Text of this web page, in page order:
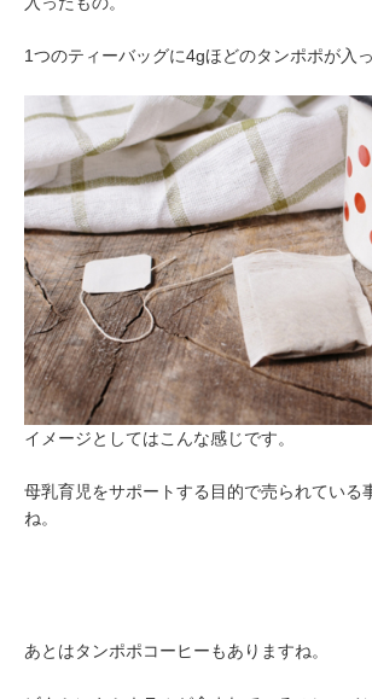
1つのティーバッグに4gほどのタンポポが入
イメージとしてはこんな感じです。
母乳育児をサポートする目的で売られている
ね。
あとはタンポポコーヒーもありますね。